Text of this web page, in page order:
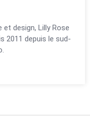
design, Lilly Rose
2011 depuis le sud-